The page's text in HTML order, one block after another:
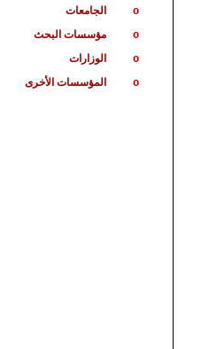
o الجامعات
o مؤسسات البحث
o الوزارات
o المؤسسات الأخرى